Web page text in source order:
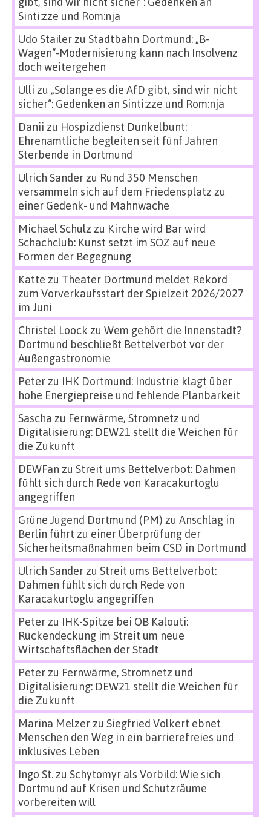
Sinti:zze und Rom:nja
Udo Stailerzu Stadtbahn Dortmund: „B-
Wagen“-Modernisierung kann nach Insolvenz
doch weitergehen
Ulli zu „Solange es die AfD gibt, sind wir nicht
sicher“: Gedenken an Sinti:zze und Rom:nja
Danii zu Hospizdienst Dunkelbunt:
Ehrenamtliche begleiten seit fünf Jahren
Sterbende in Dortmund
Ulrich Sanderzu Rund 350 Menschen
versammeln sich auf dem Friedensplatz zu
einer Gedenk- und Mahnwache
Michael Schulz zu Kirche wird Bar wird
Schachclub: Kunst setzt im SÖZ auf neue
Formen der Begegnung
Katte zu Theater Dortmund meldet Rekord
zum Vorverkaufsstart der Spielzeit 2026/2027
im Juni
Christel Loock zu Wem gehört die Innenstadt?
Dortmund beschließt Bettelverbot vor der
Außengastronomie
Peterzu IHK Dortmund: Industrie klagt über
hohe Energiepreise und fehlende Planbarkeit
Sascha zu Fernwärme, Stromnetz und
Digitalisierung: DEW21 stellt die Weichen für
die Zukunft
DEWFan zu Streit ums Bettelverbot: Dahmen
fühlt sich durch Rede von Karacakurtoglu
angegriffen
Grüne Jugend Dortmund (PM) zu Anschlag in
Berlin führt zu einer Überprüfung der
Sicherheitsmaßnahmen beim CSD in Dortmund
Ulrich Sanderzu Streit ums Bettelverbot:
Dahmen fühlt sich durch Rede von
Karacakurtoglu angegriffen
Peterzu IHK-Spitze bei OB Kalouti:
Rückendeckung im Streit um neue
Wirtschaftsflächen der Stadt
Peterzu Fernwärme, Stromnetz und
Digitalisierung: DEW21 stellt die Weichen für
die Zukunft
Marina Melzerzu Siegfried Volkert ebnet
Menschen den Weg in ein barrierefreies und
inklusives Leben
Ingo St.zu Schytomyr als Vorbild: Wie sich
Dortmund auf Krisen und Schutzräume
vorbereiten will